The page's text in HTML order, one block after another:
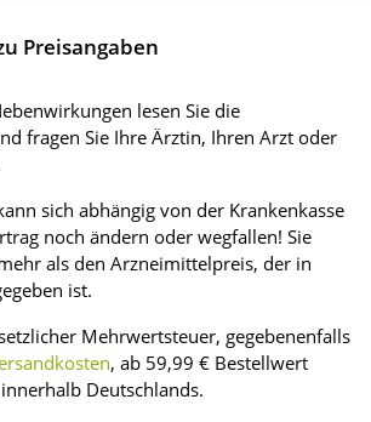
Preisangaben
lesen Sie die
fragen Sie Ihre Ärztin, Ihren Arzt oder
sich abhängig von der Krankenkasse
noch ändern oder wegfallen! Sie
als den Arzneimittelpreis, der in
ist.
Mehrwertsteuer, gegebenenfalls
, ab 59,99 € Bestellwert
Deutschlands.